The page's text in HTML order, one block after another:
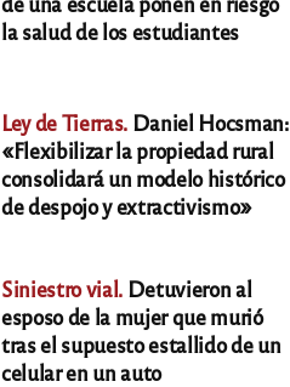
la salud de los estudiantes
Ley de Tierras. Daniel Hocsman:
«Flexibilizar la propiedad rural
consolidará un modelo histórico
de despojo y extractivismo»
Siniestro vial. Detuvieron al
esposo de la mujer que murió
tras el supuesto estallido de un
celular en un auto